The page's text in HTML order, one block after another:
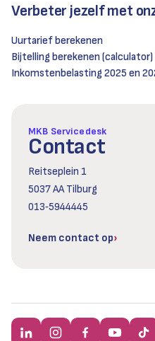
Verbeter jezelf met
Uurtarief berekenen
Bijtelling berekenen (calculator)
Inkomstenbelasting 2025 en
MKB Servicedesk
Contact
Reitseplein 1
5037 AA Tilburg
013‑5944445
Neem contact op